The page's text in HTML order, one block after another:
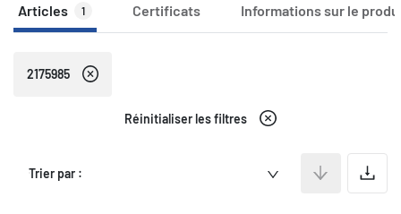
Articles 1 Certificats Informations sur le
2175985
Réinitialiser les filtres
Trier par :